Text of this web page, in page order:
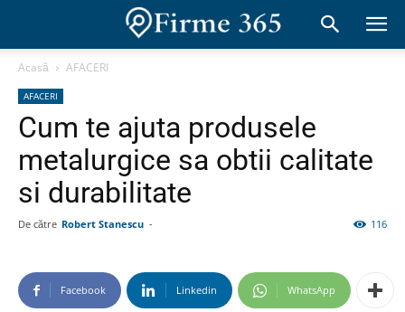
Acasă AFACERI
AFACERI
Cum te ajuta produsele
metalurgice sa obtii calitate
si durabilitate
De către Robert Stanescu - 116
Facebook Linkedin WhatsApp